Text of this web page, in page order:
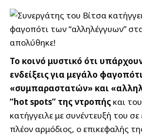
Το κοινό μυστικό ότι
ενδείξεις για μεγάλο
«συμπαραστατών» και
“hot spots” της ντροπής και
κατήγγειλε με συνέντευξή του
πλέον αρμόδιος, ο επικεφαλής